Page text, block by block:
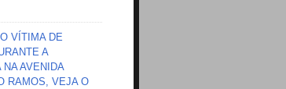
VÍTIMA DE
A
NA AVENIDA
RAMOS, VEJA O